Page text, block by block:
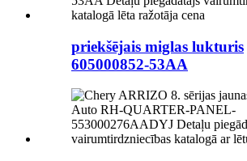
priekšējais miglas lukturis
605000852-53AA